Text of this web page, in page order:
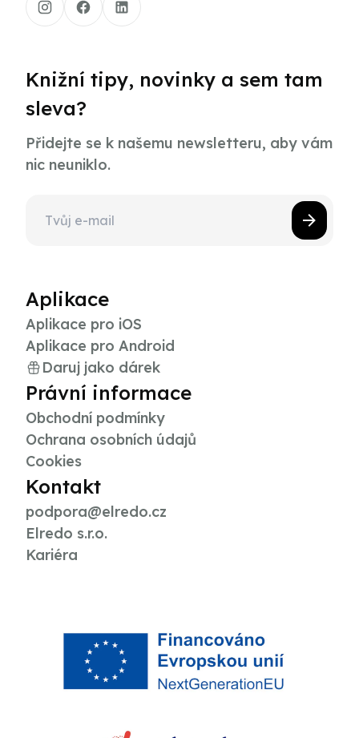
Knižní tipy, novinky a sem tam
sleva?
Přidejte se k našemu newsletteru, aby vám
nic neuniklo.
Aplikace
Aplikace pro iOS
Aplikace pro Android
Daruj jako dárek
Právní informace
Obchodní podmínky
Ochrana osobních údajů
Cookies
Kontakt
podpora@elredo.cz
Elredo s.r.o.
Kariéra